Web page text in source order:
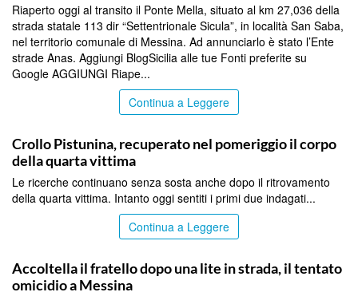
Riaperto oggi al transito il Ponte Mella, situato al km 27,036 della
strada statale 113 dir “Settentrionale Sicula”, in località San Saba,
nel territorio comunale di Messina. Ad annunciarlo è stato l’Ente
strade Anas. Aggiungi BlogSicilia alle tue Fonti preferite su
Google AGGIUNGI Riape...
Continua a Leggere
Crollo Pistunina, recuperato nel pomeriggio il corpo
della quarta vittima
Le ricerche continuano senza sosta anche dopo il ritrovamento
della quarta vittima. Intanto oggi sentiti i primi due indagati...
Continua a Leggere
Accoltella il fratello dopo una lite in strada, il tentato
omicidio a Messina